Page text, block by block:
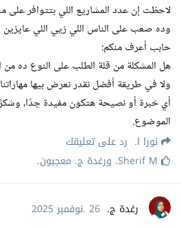
لاحظت إن عدد المشاريع اللي بتتوافر
وده صعب على الناس اللي زيي اللي
حابب أعرف منكم:
هل المشكلة من قلة الطلب على النوع ده من
ولا في طريقة أفضل نقدر نعرض بيها
أي خبرة أو نصيحة هتكون مفيدة جدًا،
الموضوع.
نورا ا. رد على تعليقك
Sherif M. ورغدة ج. معجبون.
رغدة ج. 26 .نوفمبر 2025